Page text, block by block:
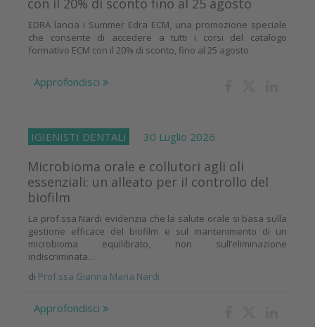
con il 20% di sconto fino al 25 agosto
EDRA lancia i Summer Edra ECM, una promozione speciale
che consente di accedere a tutti i corsi del catalogo
formativo ECM con il 20% di sconto, fino al 25 agosto
Approfondisci
IGIENISTI DENTALI 30 Luglio 2026
Microbioma orale e collutori agli oli
essenziali: un alleato per il controllo del
biofilm
La prof.ssa Nardi evidenzia che la salute orale si basa sulla
gestione efficace del biofilm e sul mantenimento di un
microbioma equilibrato, non sull’eliminazione
indiscriminata...
di Prof.ssa Gianna Maria Nardi
Approfondisci